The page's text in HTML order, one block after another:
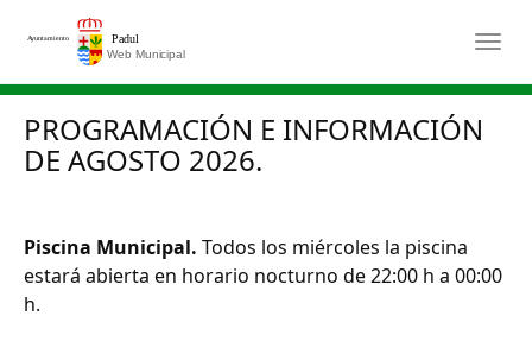
Saltar al contenido principal
PROGRAMACIÓN E INFORMACIÓN
DE AGOSTO 2026.
Piscina Municipal. Todos los miércoles la piscina
estará abierta en horario nocturno de 22:00 h a 00:00
h.